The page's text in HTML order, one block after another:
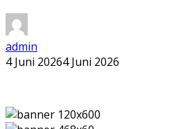
admin
4 Juni 20264 Juni 2026